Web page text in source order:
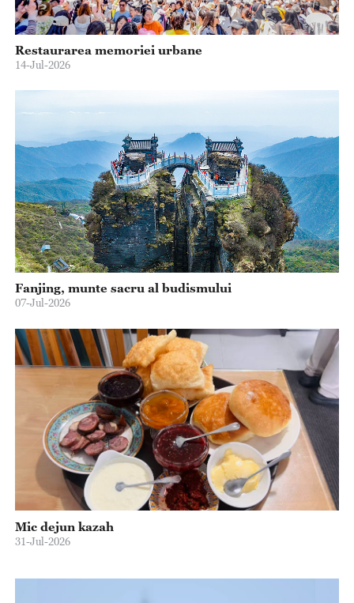
Restaurarea memoriei urbane
14-Jul-2026
Fanjing, munte sacru al budismului
07-Jul-2026
Mic dejun kazah
31-Jul-2026